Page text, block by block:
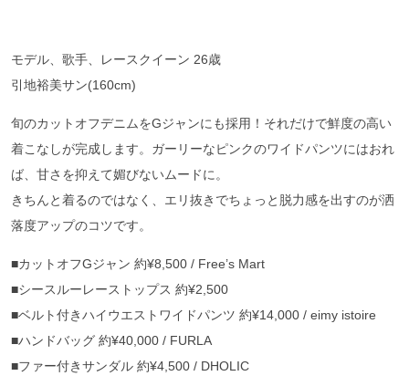
モデル、歌手、レースクイーン 26歳
引地裕美サン(160cm)
旬のカットオフデニムをGジャンにも採用！それだけで鮮度の高い
着こなしが完成します。ガーリーなピンクのワイドパンツにはおれ
ば、甘さを抑えて媚びないムードに。
きちんと着るのではなく、エリ抜きでちょっと脱力感を出すのが洒
落度アップのコツです。
■カットオフGジャン 約¥8,500 / Free’s Mart
■シースルーレーストップス 約¥2,500
■ベルト付きハイウエストワイドパンツ 約¥14,000 / eimy istoire
■ハンドバッグ 約¥40,000 / FURLA
■ファー付きサンダル 約¥4,500 / DHOLIC